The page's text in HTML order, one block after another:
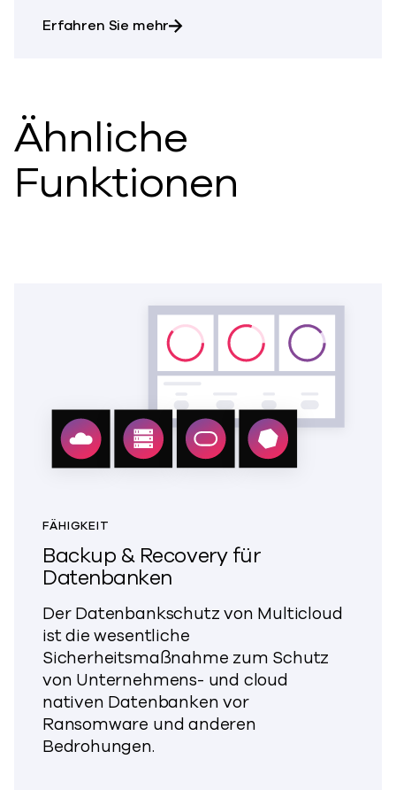
Erfahren Sie mehrüber Datensicherheit ist für
Ähnliche
Funktionen
FÄHIGKEIT
Backup & Recovery für
Datenbanken
Der Datenbankschutz von Multicloud
ist die wesentliche
Sicherheitsmaßnahme zum Schutz
von Unternehmens- und cloud
nativen Datenbanken vor
Ransomware und anderen
Bedrohungen.